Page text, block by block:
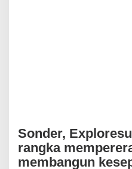
P
i
l
k
Sonder,
rangka
membangun